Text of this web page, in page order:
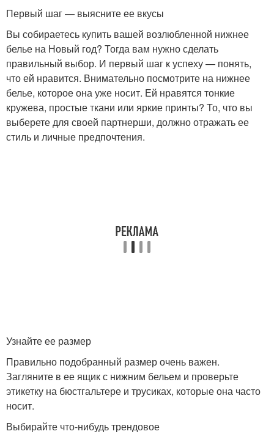
Первый шаг — выясните ее вкусы
Вы собираетесь купить вашей возлюбленной нижнее
белье на Новый год? Тогда вам нужно сделать
правильный выбор. И первый шаг к успеху — понять,
что ей нравится. Внимательно посмотрите на нижнее
белье, которое она уже носит. Ей нравятся тонкие
кружева, простые ткани или яркие принты? То, что вы
выберете для своей партнерши, должно отражать ее
стиль и личные предпочтения.
Узнайте ее размер
Правильно подобранный размер очень важен.
Загляните в ее ящик с нижним бельем и проверьте
этикетку на бюстгальтере и трусиках, которые она часто
носит.
Выбирайте что-нибудь трендовое